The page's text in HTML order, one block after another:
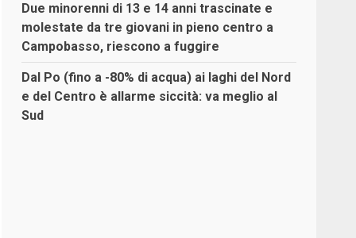
Due minorenni di 13 e 14 anni trascinate e
molestate da tre giovani in pieno centro a
Campobasso, riescono a fuggire
Dal Po (fino a -80% di acqua) ai laghi del Nord
e del Centro è allarme siccità: va meglio al
Sud